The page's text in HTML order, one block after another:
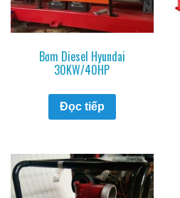
Bơm Diesel Hyundai
30KW/40HP
Đọc tiếp